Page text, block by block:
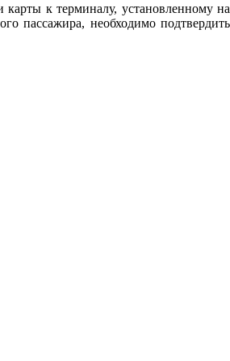
к терминалу, установленному на
пассажира, необходимо подтвердить